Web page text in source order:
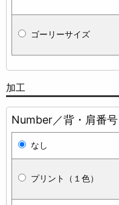
ゴーリーサイズ
加工
Number／背・肩番号
なし
プリント（１色）